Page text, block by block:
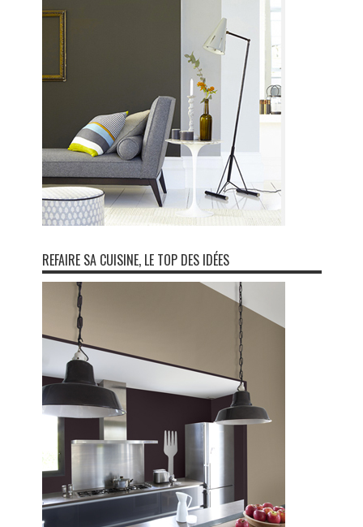
REFAIRE SA CUISINE, LE TOP DES IDÉES